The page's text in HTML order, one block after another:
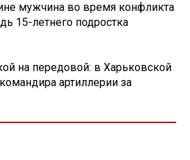
мужчина во время конфликта
15-летнего подростка
на передовой: в Харьковской
артиллерии за